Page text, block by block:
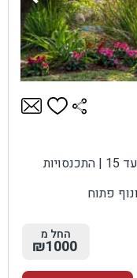
מתאים ל: זוגות | משפחות | קבוצות עד 15 | התכנסויות
פתוח
החל מ
₪1000